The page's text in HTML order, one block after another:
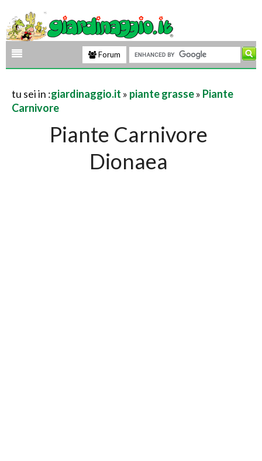
Forum
tu sei in :giardinaggio.it » piante grasse» Piante
Carnivore
Piante Carnivore
Dionaea